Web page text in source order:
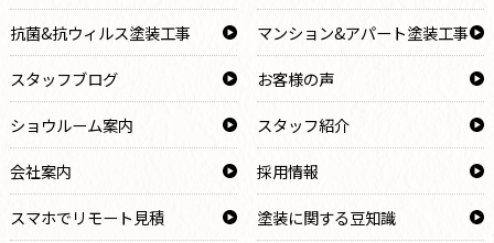
抗菌&抗ウィルス塗装工事
マンション&アパート塗装工事
スタッフブログ
お客様の声
ショウルーム案内
スタッフ紹介
会社案内
採用情報
スマホでリモート見積
塗装に関する豆知識